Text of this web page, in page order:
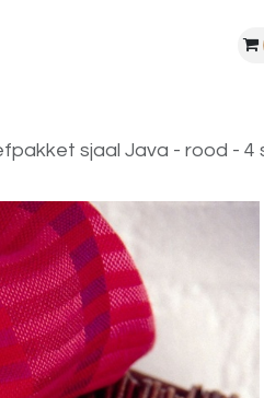
sjaal Java - rood - 4